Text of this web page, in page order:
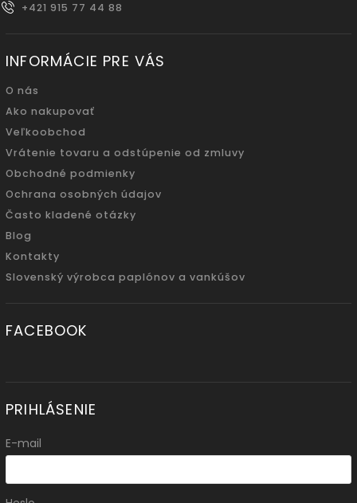
+421 915 77 44 88
INFORMÁCIE PRE VÁS
O nás
Ako nakupovať
Veľkoobchod
Vrátenie tovaru a odstúpenie od zmluvy
Obchodné podmienky
Ochrana osobných údajov
Často kladené otázky
Blog
Kontakty
Slovenský výrobca paplónov a vankúšov
FACEBOOK
PRIHLÁSENIE
E-mail